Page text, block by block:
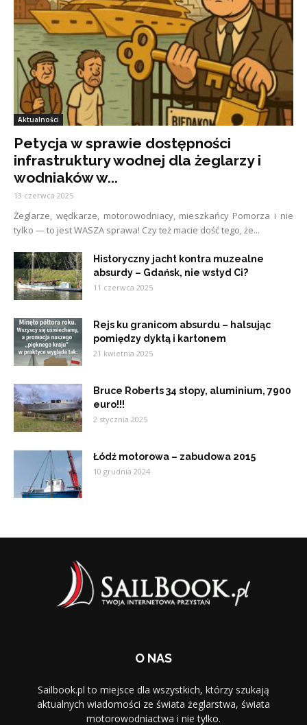
Aktualności
Petycja w sprawie dostępności
infrastruktury wodnej dla żeglarzy i
wodniaków w...
13 czerwca 2025
Żeglarze, wędkarze, motorowodniacy, mieszkańcy Pomorza i nie
tylko — to jest WASZA sprawa! Czy też macie dość tego, że...
Historyczny jacht kontra muzealne
absurdy – Gdańsk, nie wstyd Ci?
11 czerwca 2025
Rejs ku granicom absurdu – halsując
pomiędzy dyktą i kartonem
21 kwietnia 2025
Bruce Roberts 34 stopy, aluminium, 7900
euro!!!
2 stycznia 2025
Łódź motorowa – zabudowa 2015
10 grudnia 2024
O NAS
Sailbook.pl to miejsce dla wszystkich, którzy szukają
aktualnych wiadomości ze świata żeglarstwa, świata
motorowodniactwa i nie tylko.